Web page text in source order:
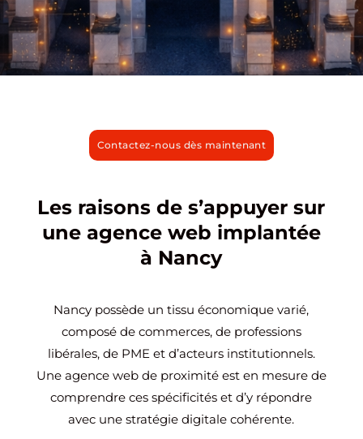
Contactez-nous dès maintenant
Les raisons de s’appuyer sur
une agence web implantée
à Nancy
Nancy possède un tissu économique varié,
composé de commerces, de professions
libérales, de PME et d’acteurs institutionnels.
Une agence web de proximité est en mesure de
comprendre ces spécificités et d’y répondre
avec une stratégie digitale cohérente.